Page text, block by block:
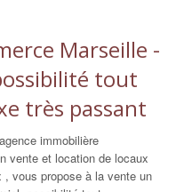
Marseille -
tout
très passant
immobilière
vente et location de locaux
, vous propose à la vente un